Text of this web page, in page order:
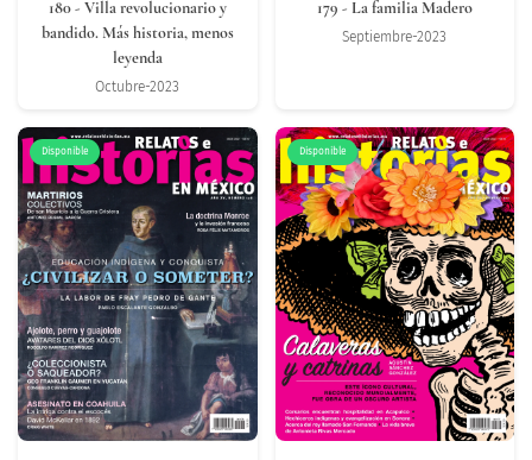
180- Villa revolucionario y
bandido. Más historia, menos
leyenda
Octubre-2023
179 - La familia Madero
Septiembre-2023
Disponible Disponible